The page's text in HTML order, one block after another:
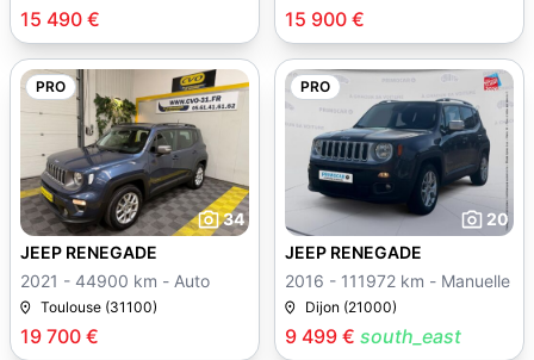
15 490 € 15 900 €
PRO
34
19 700 €
JEEP RENEGADE
2021 - 44900 km - Auto
Toulouse (31100)
PRO
20
9 499 € south_east
JEEP RENEGADE
2016 - 111972 km - Manuelle
Dijon (21000)